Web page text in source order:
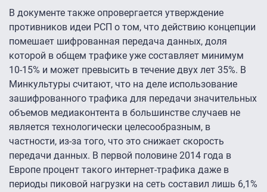
В документе также опровергается утверждение
противников идеи РСП о том, что действию концепции
помешает шифрованная передача данных, доля
которой в общем трафике уже составляет минимум
10-15% и может превысить в течение двух лет 35%. В
Минкультуры считают, что на деле использование
зашифрованного трафика для передачи значительных
объемов медиаконтента в большинстве случаев не
является технологически целесообразным, в
частности, из-за того, что это снижает скорость
передачи данных. В первой половине 2014 года в
Европе процент такого интернет-трафика даже в
периоды пиковой нагрузки на сеть составил лишь 6,1%